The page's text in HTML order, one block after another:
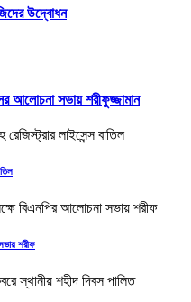
উদ্বোধন
আলোচনা সভায় শরীফুজ্জামান
শরীফ